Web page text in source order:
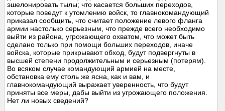
эшелонировать тылы; что касается больших переходов,
которые поведут к утомлению войск, то главнокомандующий
приказал сообщить, что считает положение левого фланга
армии настолько серьезным, что прежде всего необходимо
выйти из района, угрожающего охватом, что может быть
сделано только при помощи больших переходов, иначе
войска, которые прикрывают обход, будут подвергнуты в
высшей степени продолжительным и серьезным (потерям).
Во всяком случае командующий армией на месте,
обстановка ему столь же ясна, как и вам, и
главнокомандующий выражает уверенность, что будут
приняты все меры, дабы выйти из угрожающего положения.
Нет ли новых сведений?